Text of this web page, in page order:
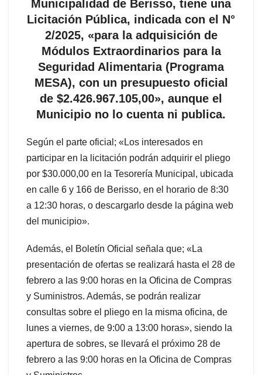
Municipalidad de Berisso, tiene una
Licitación Pública, indicada con el N°
2/2025, «para la adquisición de
Módulos Extraordinarios para la
Seguridad Alimentaria (Programa
MESA), con un presupuesto oficial
de $2.426.967.105,00», aunque el
Municipio no lo cuenta ni publica.
Según el parte oficial; «Los interesados en
participar en la licitación podrán adquirir el pliego
por $30.000,00 en la Tesorería Municipal, ubicada
en calle 6 y 166 de Berisso, en el horario de 8:30
a 12:30 horas, o descargarlo desde la página web
del municipio».
Además, el Boletín Oficial señala que; «La
presentación de ofertas se realizará hasta el 28 de
febrero a las 9:00 horas en la Oficina de Compras
y Suministros. Además, se podrán realizar
consultas sobre el pliego en la misma oficina, de
lunes a viernes, de 9:00 a 13:00 horas», siendo la
apertura de sobres, se llevará el próximo 28 de
febrero a las 9:00 horas en la Oficina de Compras